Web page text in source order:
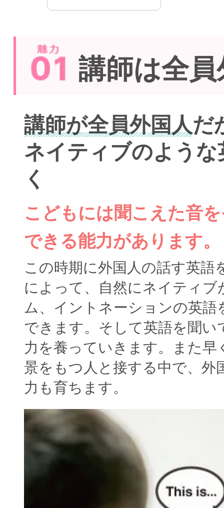
講師は全
講師が全員外国人だ
ネイティブのよう
く
こどもには聞こえた音
できる能力があります。
この時期に外国人の話す英語
によって、自然にネイティブ
ム、イントネーションの英語
できます。そして英語を聞い
力を養っていきます。また早
景をもつ人と接する中で、外
力も育ちます。